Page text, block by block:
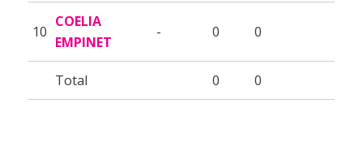
10
COELIA
EMPINET
- 0 0
Total 0 0